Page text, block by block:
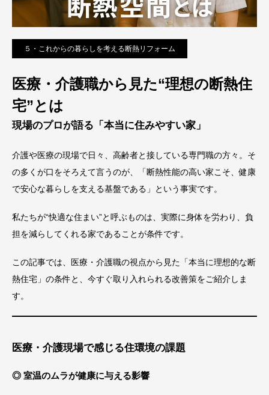
５・これからの暮らしを考える断熱リフォーム
医療・介護職から見た“理想の断熱住
宅”とは
現場のプロが語る「本当に住みやすい家」
介護や医療の現場で日々、高齢者と接している専門職の方々。そ
の多くが口をそろえて言うのが、「断熱性能の高い家こそ、健康
で安心な暮らしを支える基盤である」という事実です。
私たちが“快適な住まい”と呼ぶものは、実際に身体を労わり、負
担を減らしてくれる家であることが条件です。
この記事では、医療・介護職の視点から見た「本当に理想的な断
熱住宅」の条件と、今すぐ取り入れられる改善策をご紹介しま
す。
医療・介護現場で感じる住環境の課題
◎ 室温のムラが健康に与える影響